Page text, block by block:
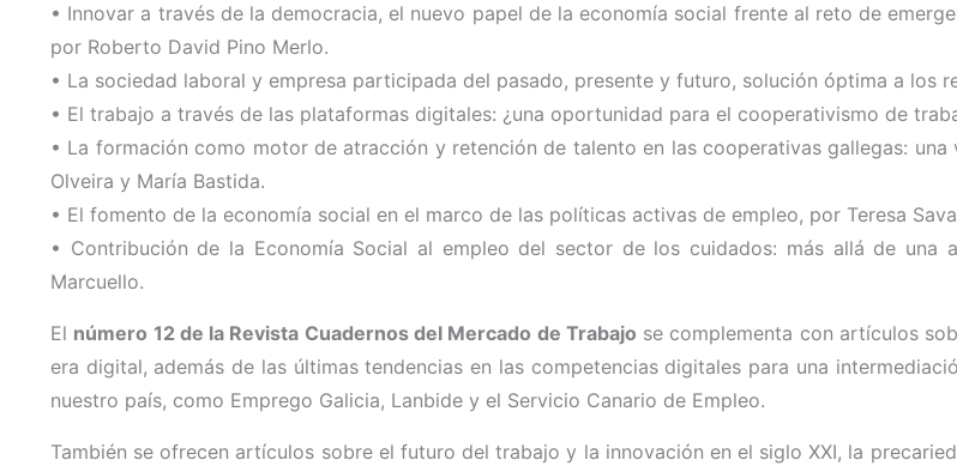
• Innovar a través de la democracia, el nuevo papel de la economía social frente al reto de
por Roberto David Pino Merlo.
• La sociedad laboral y empresa participada del pasado, presente y futuro, solución óptima a los
• El trabajo a través de las plataformas digitales: ¿una oportunidad para el cooperativismo de
• La formación como motor de atracción y retención de talento en las cooperativas gallegas:
Olveira y María Bastida.
• El fomento de la economía social en el marco de las políticas activas de empleo, por Teresa
• Contribución de la Economía Social al empleo del sector de los cuidados: más allá de una
Marcuello.
El número 12 de la Revista Cuadernos del Mercado de Trabajo se complementa con artículos
era digital, además de las últimas tendencias en las competencias digitales para una
nuestro país, como Emprego Galicia, Lanbide y el Servicio Canario de Empleo.
También se ofrecen artículos sobre el futuro del trabajo y la innovación en el siglo XXI, la